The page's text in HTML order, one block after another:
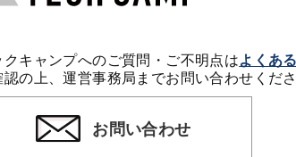
クキャンプへのご質問・ご不明点はよくあ
認の上、運営事務局までお問い合わせくださ
お問い合わせ